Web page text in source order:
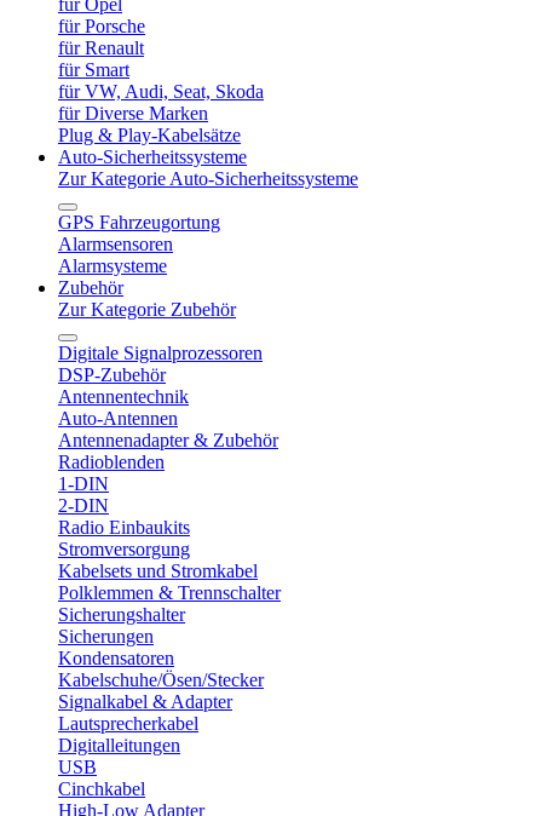
für Porsche
für Renault
für Smart
für VW, Audi, Seat, Skoda
für Diverse Marken
Plug & Play-Kabelsätze
Auto-Sicherheitssysteme
Zur Kategorie Auto-Sicherheitssysteme
GPS Fahrzeugortung
Alarmsensoren
Alarmsysteme
Zubehör
Zur Kategorie Zubehör
Digitale Signalprozessoren
DSP-Zubehör
Antennentechnik
Auto-Antennen
Antennenadapter & Zubehör
Radioblenden
1-DIN
2-DIN
Radio Einbaukits
Stromversorgung
Kabelsets und Stromkabel
Polklemmen & Trennschalter
Sicherungshalter
Sicherungen
Kondensatoren
Kabelschuhe/Ösen/Stecker
Signalkabel & Adapter
Lautsprecherkabel
Digitalleitungen
USB
Cinchkabel
High-Low Adapter